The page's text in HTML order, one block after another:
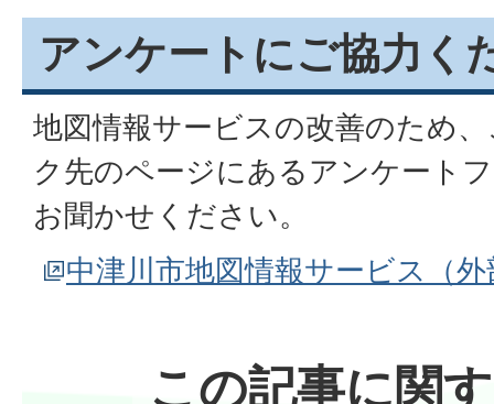
アンケートにご協力く
地図情報サービスの改善のため
ク先のページにあるアンケート
お聞かせください。
中津川市地図情報サービス（
この記事に関